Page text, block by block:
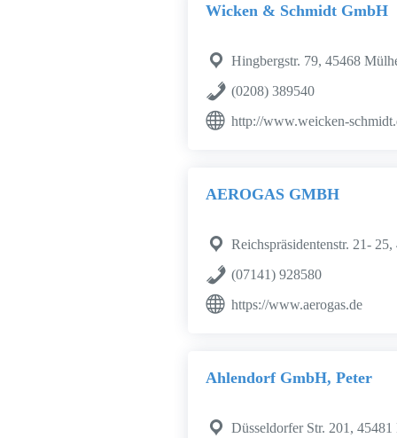
Wicken & Schmidt GmbH
Hingbergstr. 79, 45468
(0208) 389540
http://www.weicken-
AEROGAS GMBH
Reichspräsidentenstr. 21-
(07141) 928580
https://www.aerogas.de
Ahlendorf GmbH, Peter
Düsseldorfer Str. 201,